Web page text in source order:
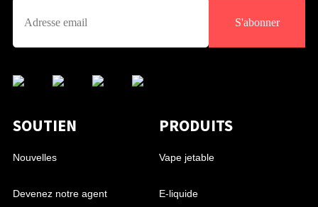
S'abonner
SOUTIEN
Nouvelles
Devenez notre agent
PRODUITS
Vape jetable
E-liquide